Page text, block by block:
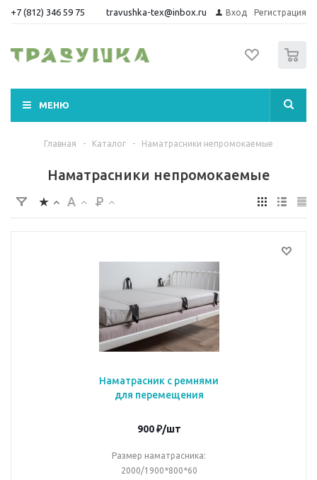
+7 (812) 346 59 75 travushka-tex@inbox.ru Вход Регистрация
МЕНЮ
Главная - Каталог - Наматрасники непромокаемые
Наматрасники непромокаемые
Наматрасник с ремнями
для перемещения
900₽/шт
Размер наматрасника:
2000/1900*800*60